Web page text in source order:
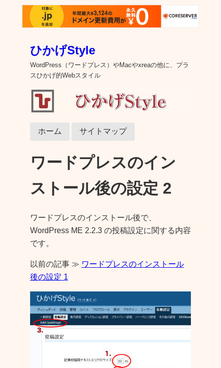
ひかげStyle
WordPress（ワードプレス）やMacやxreaの他に、プラ
スひかげ的Webスタイル
ホーム サイトマップ
ワードプレスのイン
ストール後の設定 2
ワードプレスのインストール後で、
WordPress ME 2.2.3 の投稿設定に関する内容
です。
以前の記事≫ ワードプレスのインストール
後の設定 1